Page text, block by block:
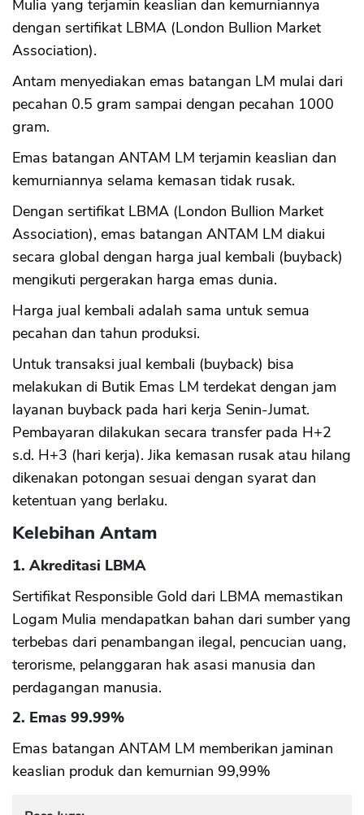
Mulia yang terjamin keaslian dan kemurniannya
dengan sertifikat LBMA (London Bullion Market
Association).
Antam menyediakan emas batangan LM mulai dari
pecahan 0.5 gram sampai dengan pecahan 1000
gram.
Emas batangan ANTAM LM terjamin keaslian dan
kemurniannya selama kemasan tidak rusak.
Dengan sertifikat LBMA (London Bullion Market
Association), emas batangan ANTAM LM diakui
secara global dengan harga jual kembali (buyback)
mengikuti pergerakan harga emas dunia.
Harga jual kembali adalah sama untuk semua
pecahan dan tahun produksi.
Untuk transaksi jual kembali (buyback) bisa
melakukan di Butik Emas LM terdekat dengan jam
layanan buyback pada hari kerja Senin-Jumat.
Pembayaran dilakukan secara transfer pada H+2
s.d. H+3 (hari kerja). Jika kemasan rusak atau hilang
dikenakan potongan sesuai dengan syarat dan
ketentuan yang berlaku.
Kelebihan Antam
1. Akreditasi LBMA
Sertifikat Responsible Gold dari LBMA memastikan
Logam Mulia mendapatkan bahan dari sumber yang
terbebas dari penambangan ilegal, pencucian uang,
terorisme, pelanggaran hak asasi manusia dan
perdagangan manusia.
2. Emas 99.99%
Emas batangan ANTAM LM memberikan jaminan
keaslian produk dan kemurnian 99,99%